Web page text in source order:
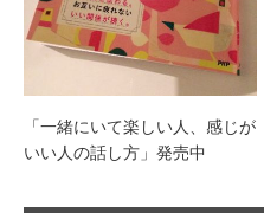
「一緒にいて楽しい人、感じが
いい人の話し方」発売中